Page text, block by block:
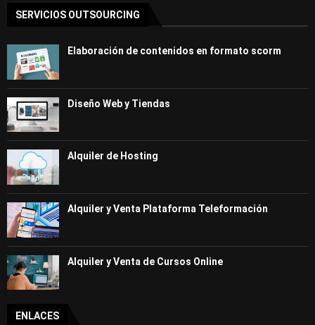
SERVICIOS OUTSOURCING
Elaboración de contenidos en formato scorm
Diseño Web y Tiendas
Alquiler de Hosting
Alquiler y Venta Plataforma Teleformación
Alquiler y Venta de Cursos Online
ENLACES